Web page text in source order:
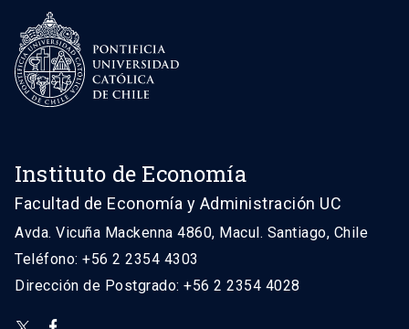
Instituto de Economía
Facultad de Economía y Administración UC
Avda. Vicuña Mackenna 4860, Macul. Santiago, Chile
Teléfono: +56 2 2354 4303
Dirección de Postgrado: +56 2 2354 4028